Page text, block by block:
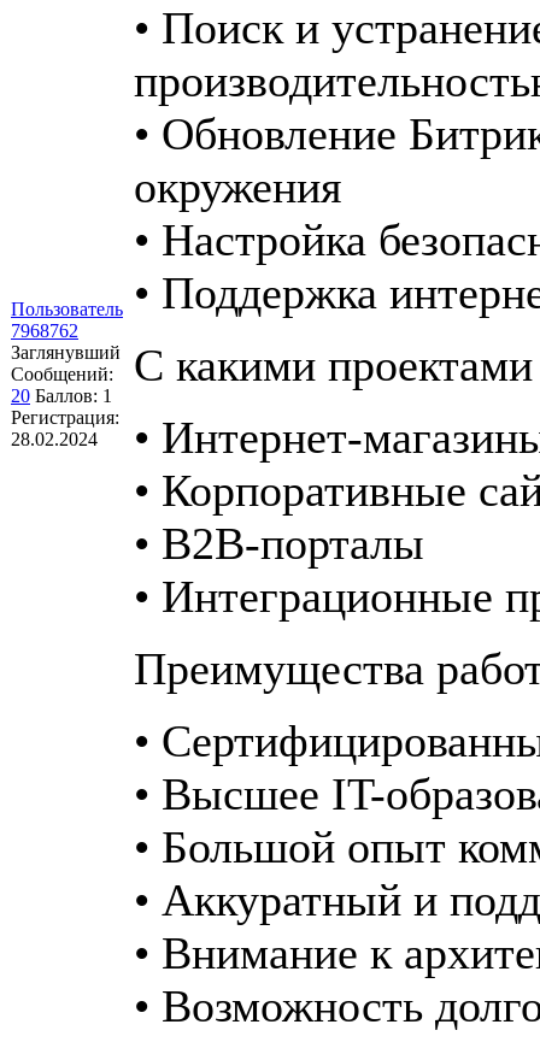
Пользователь
7968762
Заглянувший
Сообщений:
20 Баллов: 1
Регистрация:
28.02.2024
• Поиск и
• Обновление
окружения
• Настройка
• Поддержка
С какими
• Интернет-
• Корпоративные
• B2B-порталы
• Интеграционные
Преимущества
•
• Высшее IT-
• Большой опыт
• Аккуратный и
• Внимание к
• Возможность